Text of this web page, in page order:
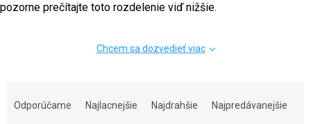
pozorne prečítajte toto rozdelenie viď nižšie.
Chcem sa dozvedieť viac
Odporúčame Najlacnejšie Najdrahšie Najpredávanejšie